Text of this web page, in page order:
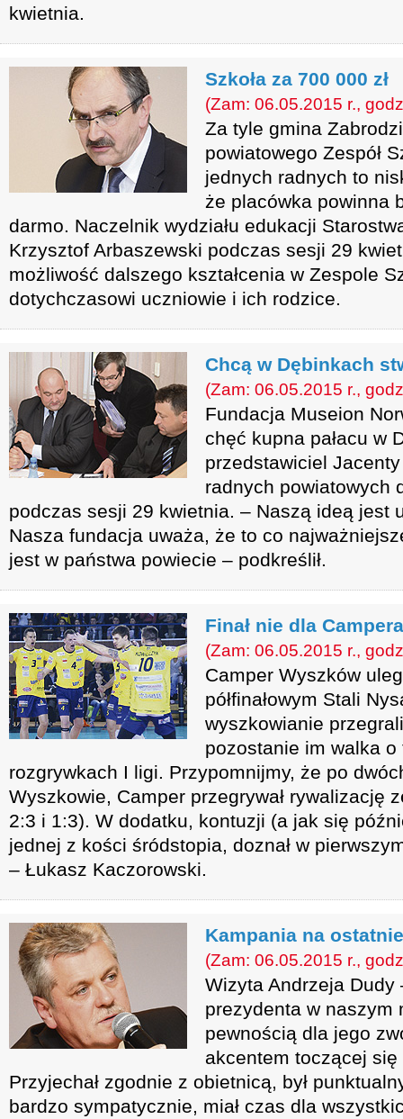
kwietnia.
Szkoła za 700 000 zł
(Zam: 06.05.2015 r.,
Za tyle gmina
powiatowego Zespół
jednych radnych to
że placówka powinna
darmo. Naczelnik wydziału edukacji
Krzysztof Arbaszewski podczas sesji 29
możliwość dalszego kształcenia w Zespole
dotychczasowi uczniowie i ich rodzice.
Chcą w Dębinkach
(Zam: 06.05.2015 r.,
Fundacja Museion
chęć kupna pałacu w
przedstawiciel
radnych powiatowych
podczas sesji 29 kwietnia. – Naszą ideą jest
Nasza fundacja uważa, że to co
jest w państwa powiecie – podkreślił.
Finał nie dla Campera
(Zam: 06.05.2015 r.,
Camper Wyszków
półfinałowym Stali
wyszkowianie
pozostanie im walka
rozgrywkach I ligi. Przypomnijmy, że po
Wyszkowie, Camper przegrywał rywalizację
2:3 i 1:3). W dodatku, kontuzji (a jak się
jednej z kości śródstopia, doznał w
– Łukasz Kaczorowski.
Kampania na
(Zam: 06.05.2015 r.,
Wizyta Andrzeja Dudy
prezydenta w naszym
pewnością dla jego
akcentem toczącej
Przyjechał zgodnie z obietnicą, był
bardzo sympatycznie, miał czas dla